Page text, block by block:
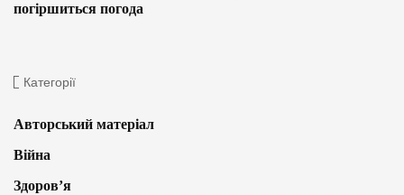
погіршиться погода
Категорії
Авторський матеріал
Війна
Здоров’я